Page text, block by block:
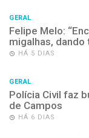
GERAL
Felipe Melo:
migalhas, dando
HÁ 5 DIAS
GERAL
Polícia Civil faz
de Campos
HÁ 6 DIAS